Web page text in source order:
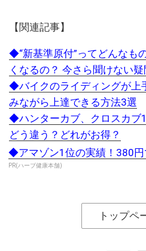
【関連記事】
◆“新基準原付”ってどんなも
くなるの？ 今さら聞けない
◆バイクのライディングが上
みながら上達できる方法3選
◆ハンターカブ、クロスカブ
どう違う？どれがお得？
◆アマゾン1位の実績！380円
PR(ハーブ健康本舗)
トップペ